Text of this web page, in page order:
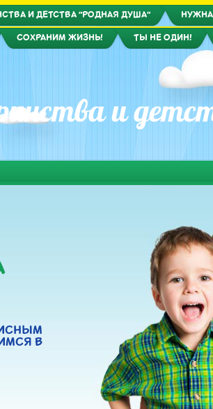
И ДЕТСТВА "РОДНАЯ ДУША"
СОХРАНИМ ЖИЗНЬ! ТЫ НЕ ОДИН!
и
В